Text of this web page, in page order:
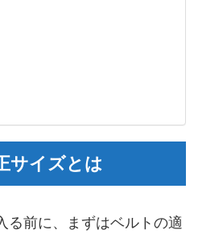
サイズとは
る前に、まずはベルトの適